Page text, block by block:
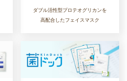
ダブル活性型プロテオグリカンを
高配合したフェイスマスク